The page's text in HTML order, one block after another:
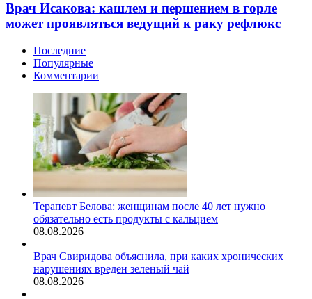
Врач Исакова: кашлем и першением в горле
может проявляться ведущий к раку рефлюкс
Последние
Популярные
Комментарии
Терапевт Белова: женщинам после 40 лет нужно
обязательно есть продукты с кальцием
08.08.2026
Врач Свиридова объяснила, при каких хронических
нарушениях вреден зеленый чай
08.08.2026